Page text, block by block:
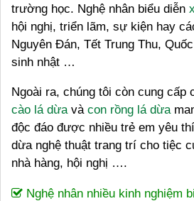
trường học. Nghệ nhân biểu diễn
hội nghị, triển lãm, sự kiện hay
Nguyên Đán, Tết Trung Thu,
sinh nhật …
Ngoài ra, chúng tôi còn cung cấp
cào lá dừavà con rồng lá dừa
độc đáo được nhiều trẻ em yêu
dừa nghệ thuật trang trí cho tiệc
nhà hàng, hội nghị ….
Nghệ nhân nhiều kinh nghiệm